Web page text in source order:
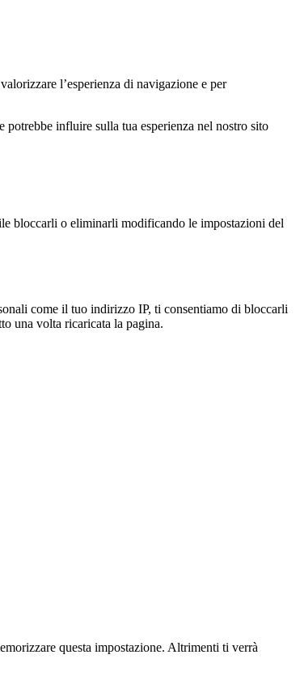
l’esperienza di navigazione e per
influire sulla tua esperienza nel nostro sito
bloccarli o eliminarli modificando le impostazioni del
come il tuo indirizzo IP, ti consentiamo di bloccarli
una volta ricaricata la pagina.
questa impostazione. Altrimenti ti verrà